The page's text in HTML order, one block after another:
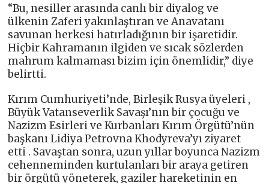
“Bu, nesiller arasında canlı bir diyalog ve
ülkenin Zaferi yakınlaştıran ve Anavatanı
savunan herkesi hatırladığının bir işaretidir.
Hiçbir Kahramanın ilgiden ve sıcak sözlerden
mahrum kalmaması bizim için önemlidir,” diye
belirtti.
Kırım Cumhuriyeti’nde, Birleşik Rusya üyeleri ,
Büyük Vatanseverlik Savaşı’nın bir çocuğu ve
Nazizm Esirleri ve Kurbanları Kırım Örgütü’nün
başkanı Lidiya Petrovna Khodyreva’yı ziyaret
etti . Savaştan sonra, uzun yıllar boyunca Nazizm
cehenneminden kurtulanları bir araya getiren
bir örgütü yöneterek, gaziler hareketinin en